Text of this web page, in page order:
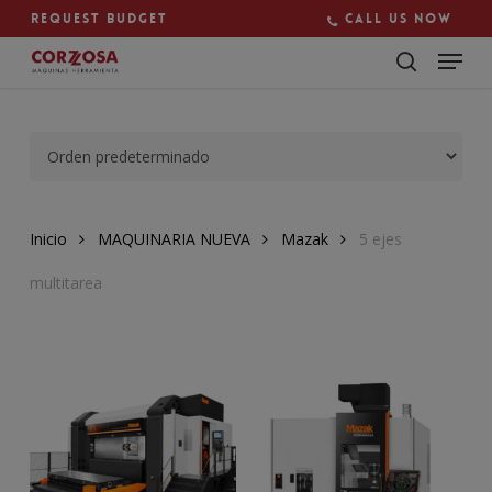
main
content
Request budget Call us now
Inicio MAQUINARIA NUEVA Mazak 5 ejes
multitarea
Close